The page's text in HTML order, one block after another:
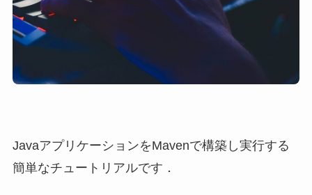
JavaアプリケーションをMavenで構築し実行する
簡単なチュートリアルです．